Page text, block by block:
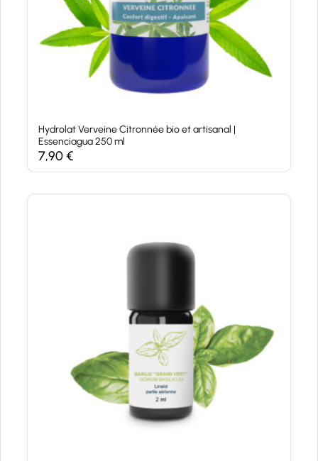
Hydrolat Verveine Citronnée bio et artisanal |
Essenciagua 250 ml
7,90€